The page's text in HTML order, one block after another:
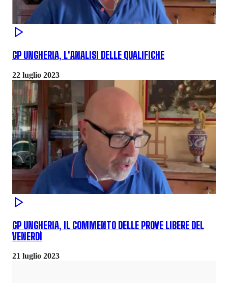
GP UNGHERIA, L'ANALISI DELLE QUALIFICHE
22 luglio 2023
GP UNGHERIA, IL COMMENTO DELLE PROVE LIBERE DEL
VENERDÌ
21 luglio 2023